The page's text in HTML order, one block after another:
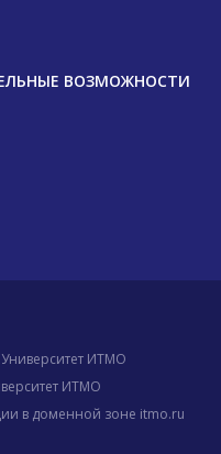
ВОЗМОЖНОСТИ
ИТМО
ИТМО
в доменной зоне itmo.ru